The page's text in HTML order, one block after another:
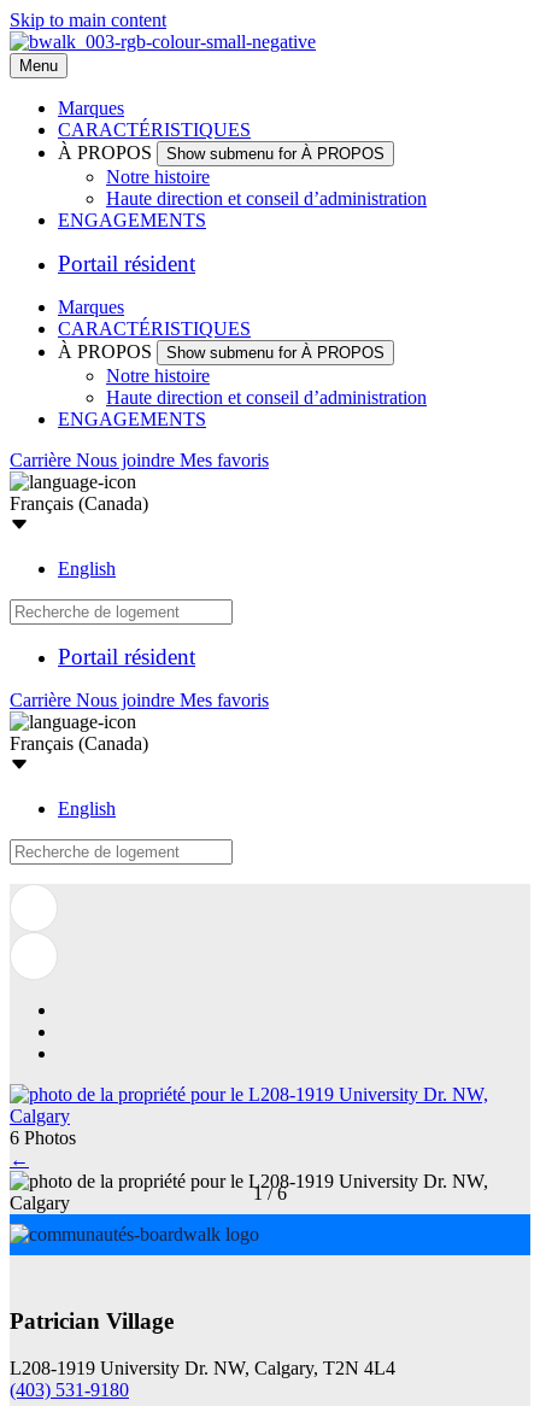
Skip to main content
Menu
Marques
CARACTÉRISTIQUES
À PROPOS
Show submenu for À PROPOS
Notre histoire
Haute direction et conseil d’administration
ENGAGEMENTS
Portail résident
Marques
CARACTÉRISTIQUES
À PROPOS
Show submenu for À PROPOS
Notre histoire
Haute direction et conseil d’administration
ENGAGEMENTS
Carrière Nous joindre Mes favoris
Français (Canada)
English
Portail résident
Carrière Nous joindre Mes favoris
Français (Canada)
English
6 Photos
←
1/6
Patrician Village
L208-1919 University Dr. NW, Calgary, T2N 4L4
(403) 531-9180